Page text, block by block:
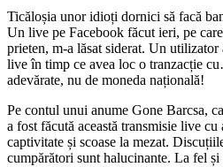
Ticăloșia unor idioți dornici să facă
Un live pe Facebook făcut ieri, pe
prieten, m-a lăsat siderat. Un
live în timp ce avea loc o tranzacție
adevărate, nu de moneda națională!
Pe contul unui anume Gone Barcsa,
a fost făcută această transmisie live
captivitate și scoase la mezat.
cumpărători sunt halucinante. La fel